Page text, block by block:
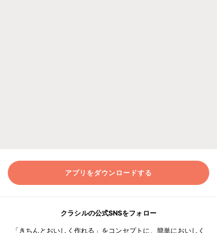
アプリをダウンロードする
クラシルの公式SNSをフォロー
「きちんとおいしく作れる」をコンセプトに、簡単においしく